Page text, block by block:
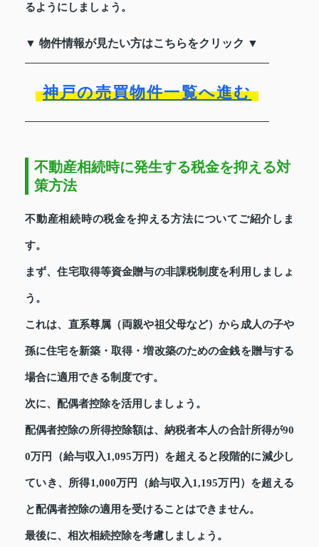
るようにしましょう。
▼ 物件情報が見たい方はこちらをクリック ▼
神戸の売買物件一覧へ進む
不動産相続時に発生する税金を抑える対
策方法
不動産相続時の税金を抑える方法についてご紹介しま
す。
まず、住宅取得等資金贈与の非課税制度を利用しましょ
う。
これは、直系尊属（両親や祖父母など）から成人の子や
孫に住宅を新築・取得・増改築のための金銭を贈与する
場合に適用できる制度です。
次に、配偶者控除を活用しましょう。
配偶者控除の所得控除額は、納税者本人の合計所得が90
0万円（給与収入1,095万円）を超えると段階的に減少し
ていき、所得1,000万円（給与収入1,195万円）を超える
と配偶者控除の適用を受けることはできません。
最後に、相次相続控除を考慮しましょう。